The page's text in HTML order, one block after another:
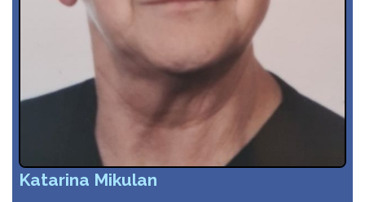
Katarina Mikulan